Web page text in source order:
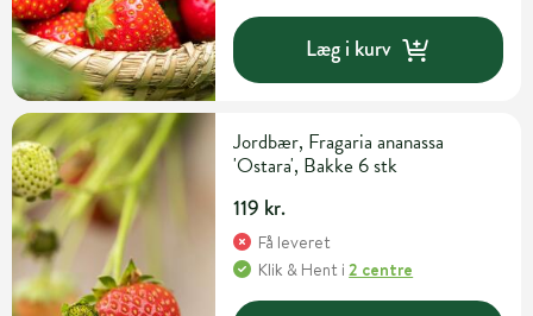
Læg i kurv
Jordbær, Fragaria ananassa
'Ostara', Bakke 6 stk
119 kr.
Få leveret
Klik & Hent i2 centre